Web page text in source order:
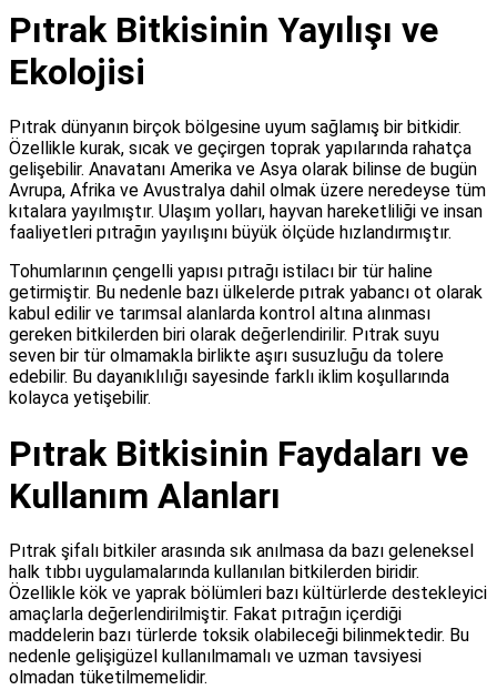
Pıtrak Bitkisinin Yayılışı ve
Ekolojisi
Pıtrak dünyanın birçok bölgesine uyum sağlamış bir bitkidir.
Özellikle kurak, sıcak ve geçirgen toprak yapılarında rahatça
gelişebilir. Anavatanı Amerika ve Asya olarak bilinse de bugün
Avrupa, Afrika ve Avustralya dahil olmak üzere neredeyse tüm
kıtalara yayılmıştır. Ulaşım yolları, hayvan hareketliliği ve insan
faaliyetleri pıtrağın yayılışını büyük ölçüde hızlandırmıştır.
Tohumlarının çengelli yapısı pıtrağı istilacı bir tür haline
getirmiştir. Bu nedenle bazı ülkelerde pıtrak yabancı ot olarak
kabul edilir ve tarımsal alanlarda kontrol altına alınması
gereken bitkilerden biri olarak değerlendirilir. Pıtrak suyu
seven bir tür olmamakla birlikte aşırı susuzluğu da tolere
edebilir. Bu dayanıklılığı sayesinde farklı iklim koşullarında
kolayca yetişebilir.
Pıtrak Bitkisinin Faydaları ve
Kullanım Alanları
Pıtrak şifalı bitkiler arasında sık anılmasa da bazı geleneksel
halk tıbbı uygulamalarında kullanılan bitkilerden biridir.
Özellikle kök ve yaprak bölümleri bazı kültürlerde destekleyici
amaçlarla değerlendirilmiştir. Fakat pıtrağın içerdiği
maddelerin bazı türlerde toksik olabileceği bilinmektedir. Bu
nedenle gelişigüzel kullanılmamalı ve uzman tavsiyesi
olmadan tüketilmemelidir.